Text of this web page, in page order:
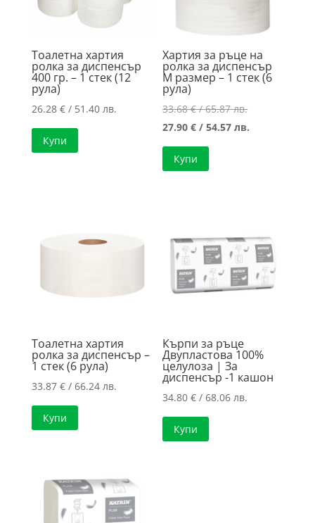
Тоалетна хартия
ролка за диспенсър
400 гр. – 1 стек (12
рула)
26.28 €/ 51.40 лв.
Купи
Хартия за ръце на
ролка за диспенсър
М размер – 1 стек (6
рула)
33.68€/ 65.87 лв.Original
price
27.90€ / 54.57 лв.
Купи
Тоалетна хартия
ролка за диспенсър –
1 стек (6 рула)
33.87 €/ 66.24 лв.
Купи
Кърпи за ръце
Двупластова 100%
целулоза | За
диспенсър -1 кашон
34.80€ / 68.06 лв.
Купи